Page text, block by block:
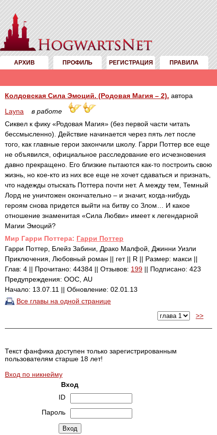
АРХИВ ПРОФИЛЬ РЕГИСТРАЦИЯ ПРАВИЛА
Колдовская Сила Эмоций. (Родовая Магия – 2). автора
Layna
в работе
Сиквел к фику «Родовая Магия» (без первой части читать
бессмысленно). Действие начинается через пять лет после
того, как главные герои закончили школу. Гарри Поттер все еще
не объявился, официальное расследование его исчезновения
давно прекращено. Его близкие пытаются как-то построить свою
жизнь, но кое-кто из них все еще не хочет сдаваться и признать,
что надежды отыскать Поттера почти нет. А между тем, Темный
Лорд не уничтожен окончательно – и значит, когда-нибудь
героям снова придется выйти на битву со Злом… И какое
отношение знаменитая «Сила Любви» имеет к легендарной
Магии Эмоций?
Mир Гарри Поттера: Гарри Поттер
Гарри Поттер, Блейз Забини, Драко Малфой, Джинни Уизли
Приключения, Любовный роман || гет || R || Размер: макси ||
Глав: 4 || Прочитано: 44384 || Отзывов: 199 || Подписано: 423
Предупреждения: ООС, AU
Начало: 13.07.11 || Обновление: 02.01.13
Все главы на одной странице
>>
Текст фанфика доступен только зарегистрированным
пользователям старше 18 лет!
Вход по никнейму
Вход
ID
Пароль